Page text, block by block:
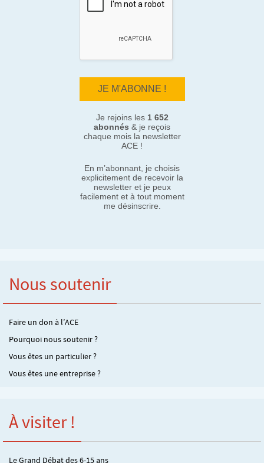
Je rejoins les 1 652
abonnés & je reçois
chaque mois la newsletter
ACE !
En m’abonnant, je choisis
explicitement de recevoir la
newsletter et je peux
facilement et à tout moment
me désinscrire.
Nous soutenir
Faire un don à l’ACE
Pourquoi nous soutenir ?
Vous êtes un particulier ?
Vous êtes une entreprise ?
À visiter !
Le Grand Débat des 6-15 ans